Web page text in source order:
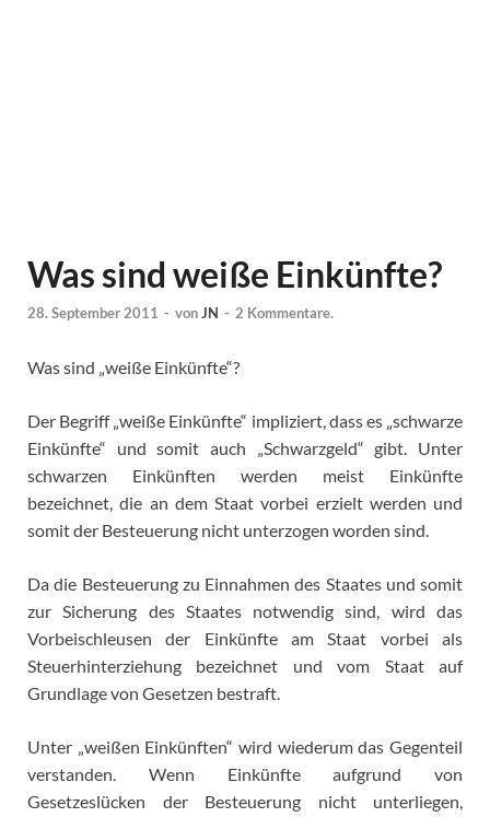
Was sind weiße Einkünfte?
28. September 2011 - vonJN - 2 Kommentare.
Was sind „weiße Einkünfte“?
Der Begriff „weiße Einkünfte“ impliziert, dass es „schwarze
Einkünfte“ und somit auch „Schwarzgeld“ gibt. Unter
schwarzen Einkünften werden meist Einkünfte
bezeichnet, die an dem Staat vorbei erzielt werden und
somit der Besteuerung nicht unterzogen worden sind.
Da die Besteuerung zu Einnahmen des Staates und somit
zur Sicherung des Staates notwendig sind, wird das
Vorbeischleusen der Einkünfte am Staat vorbei als
Steuerhinterziehung bezeichnet und vom Staat auf
Grundlage von Gesetzen bestraft.
Unter „weißen Einkünften“ wird wiederum das Gegenteil
verstanden. Wenn Einkünfte aufgrund von
Gesetzeslücken der Besteuerung nicht unterliegen,